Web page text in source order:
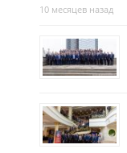
10 месяцев назад